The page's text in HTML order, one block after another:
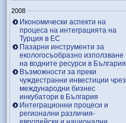
2008
Икономически аспекти на
процеса на интеграцията на
Турция в ЕС
Пазарни инструменти за
екологосъобразно използване
на водните ресурси в България
Възможности за преки
чуждестранни инвестиции чрез
международни бизнес
инкубатори в България
Интеграционни процеси и
регионални различия-